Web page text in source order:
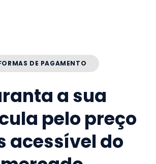
DE PAGAMENTO
a sua
pelo preço
acessível do